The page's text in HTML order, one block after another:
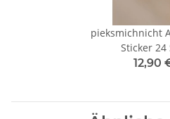
pieksmichnicht
Sticker 24
12,90